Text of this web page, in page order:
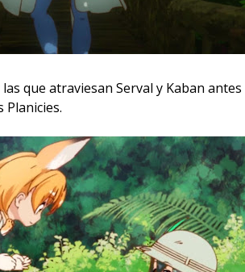
que atraviesan Serval y Kaban
Planicies.